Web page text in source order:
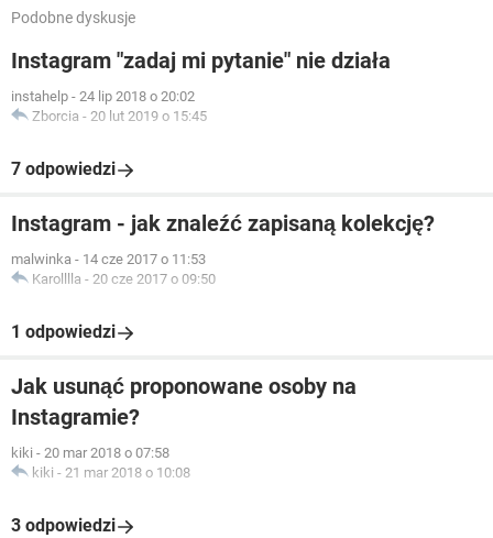
Podobne dyskusje
Instagram "zadaj mi pytanie" nie działa
instahelp - 24 lip 2018 o 20:02
Zborcia - 20 lut 2019 o 15:45
7 odpowiedzi
Instagram - jak znaleźć zapisaną kolekcję?
malwinka - 14 cze 2017 o 11:53
Karolllla - 20 cze 2017 o 09:50
1 odpowiedzi
Jak usunąć proponowane osoby na
Instagramie?
kiki - 20 mar 2018 o 07:58
kiki - 21 mar 2018 o 10:08
3 odpowiedzi